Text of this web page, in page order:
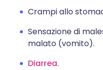
Crampi allo
Sensazione di
malato (vomito).
Diarrea.